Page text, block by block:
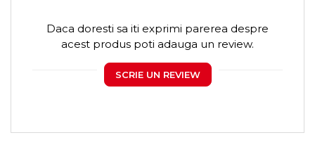
Daca doresti sa iti exprimi parerea despre
acest produs poti adauga un review.
SCRIE UN REVIEW